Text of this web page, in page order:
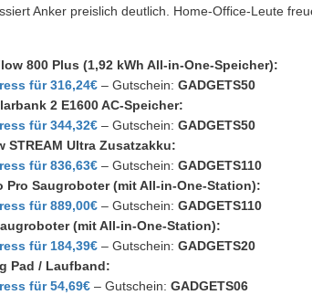
Anker preislich deutlich. Home-Office-Leute
800 Plus (1,92 kWh All-in-One-Speicher):
für 316,24€ – Gutschein: GADGETS50
2 E1600 AC-Speicher:
für 344,32€ – Gutschein: GADGETS50
STREAM Ultra Zusatzakku:
für 836,63€ – Gutschein: GADGETS110
Pro Saugroboter (mit All-in-One-Station):
für 889,00€ – Gutschein: GADGETS110
(mit All-in-One-Station):
für 184,39€ – Gutschein: GADGETS20
Pad / Laufband:
für 54,69€ – Gutschein: GADGETS06